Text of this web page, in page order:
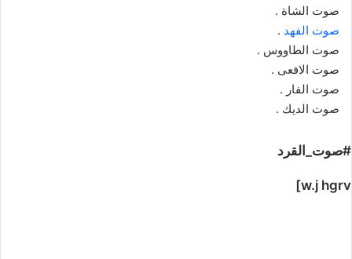
صوت الشاة .
صوت الفهد .
صوت الطاووس .
صوت الافعى .
صوت الفار .
صوت الديك .
#صوت_القرد
w.j hgrv]